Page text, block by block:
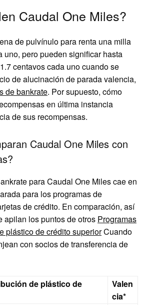
Caudal One Miles?
de pulvínulo para renta una milla
uno, pero pueden significar hasta
centavos cada uno cuando se
de alucinación de parada valencia,
de bankrate. Por supuesto, cómo
en última instancia
de sus recompensas.
Caudal One Miles con
para Caudal One Miles cae en
para los programas de
de crédito. En comparación, así
apilan los puntos de otros Programas
plástico de crédito superiorCuando
con socios de transferencia de
de plástico de
Valen
cia*